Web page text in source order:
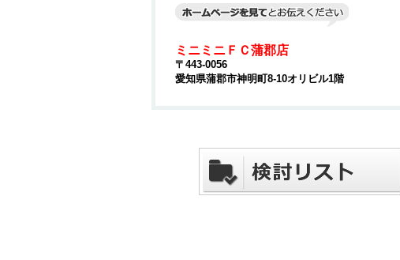
ミニミニＦＣ蒲郡店
〒443-0056
愛知県蒲郡市神明町8-10オリビル1階